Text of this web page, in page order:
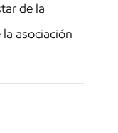
de la
asociación